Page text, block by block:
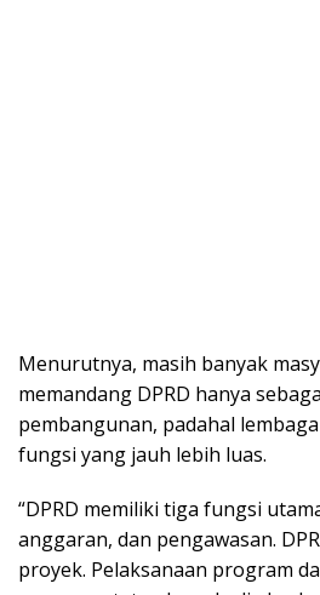
Menurutnya, masih banyak
memandang DPRD hanya
pembangunan, padahal
fungsi yang jauh lebih luas.
“DPRD memiliki tiga fungsi
anggaran, dan pengawasan.
proyek. Pelaksanaan program